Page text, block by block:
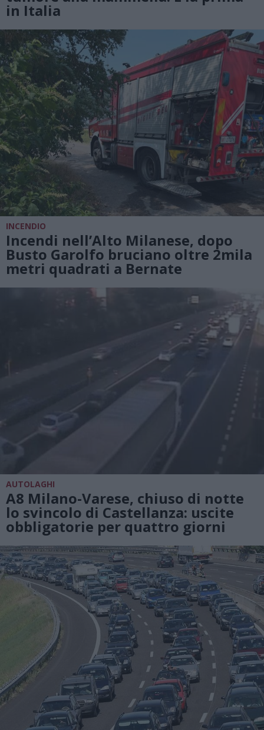
in Italia
INCENDIO
Incendi nell’Alto Milanese, dopo
Busto Garolfo bruciano oltre 2mila
metri quadrati a Bernate
AUTOLAGHI
A8 Milano-Varese, chiuso di notte
lo svincolo di Castellanza: uscite
obbligatorie per quattro giorni